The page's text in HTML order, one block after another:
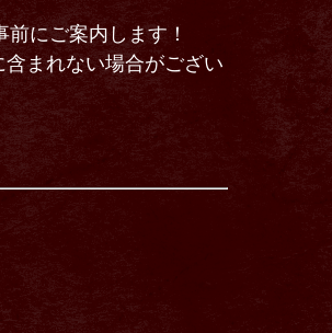
にご案内します！
まれない場合がござい